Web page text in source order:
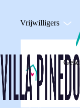
Vrijwilligers